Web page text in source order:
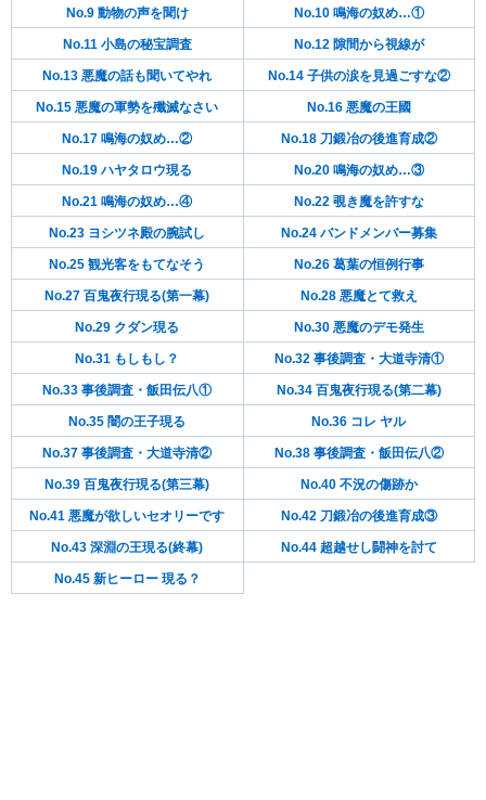
No.9 動物の声を聞け No.10 鳴海の奴め…①
No.11 小島の秘宝調査 No.12 隙間から視線が
No.13 悪魔の話も聞いてやれ No.14 子供の涙を見過ごすな②
No.15 悪魔の軍勢を殲滅なさい No.16 悪魔の王國
No.17 鳴海の奴め…② No.18 刀鍛冶の後進育成②
No.19 ハヤタロウ現る No.20 鳴海の奴め…③
No.21 鳴海の奴め…④ No.22 覗き魔を許すな
No.23 ヨシツネ殿の腕試し No.24 バンドメンバー募集
No.25 観光客をもてなそう No.26 葛葉の恒例行事
No.27 百鬼夜行現る(第一幕) No.28 悪魔とて救え
No.29 クダン現る No.30 悪魔のデモ発生
No.31 もしもし？ No.32 事後調査・大道寺清①
No.33 事後調査・飯田伝八① No.34 百鬼夜行現る(第二幕)
No.35 闇の王子現る No.36 コレ ヤル
No.37 事後調査・大道寺清② No.38 事後調査・飯田伝八②
No.39 百鬼夜行現る(第三幕) No.40 不況の傷跡か
No.41 悪魔が欲しいセオリーです No.42 刀鍛冶の後進育成③
No.43 深淵の王現る(終幕) No.44 超越せし闘神を討て
No.45 新ヒーロー 現る？